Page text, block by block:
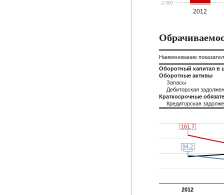
2012
-2,000
Наименование
Оборотный капитал в
Оборотные активы
Запасы
Дебиторская
Краткосрочные
Кредиторская
2012
89
89
94.2
94.2
161.7
161.7